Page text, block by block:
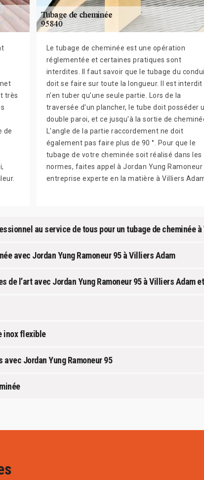
très
de
Le tubage de cheminée est une opération
réglementée et certaines pratiques sont
interdites. Il faut savoir que le tubage du
doit se faire sur toute la longueur. Il est interdit
n'en tuber qu'une seule partie. Lors de la
traversée d'un plancher, le tube doit posséder
double paroi, et ce jusqu'à la sortie de
L'angle de la partie raccordement ne doit
également pas faire plus de 90 °. Pour que le
tubage de votre cheminée soit réalisé dans les
normes, faites appel à Jordan Yung Ramoneur
entreprise experte en la matière à Villiers
au service de tous pour un tubage de cheminée
avec Jordan Yung Ramoneur 95 à Villiers Adam
de l’art avec Jordan Yung Ramoneur 95 à Villiers Adam
inox flexible
Jordan Yung Ramoneur 95